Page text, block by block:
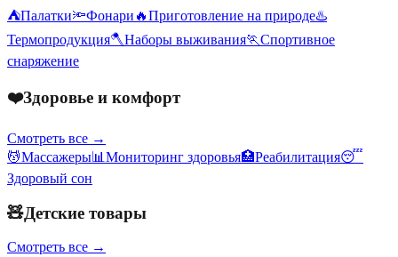
⛺Палатки🔦Фонари 🔥Приготовление на природе♨️
Термопродукция🪓Наборы выживания🏃Спортивное
снаряжение
❤️Здоровье и комфорт
Смотреть все →
💆Массажеры📊 Мониторинг здоровья🏥Реабилитация😴
Здоровый сон
🧸Детские товары
Смотреть все →